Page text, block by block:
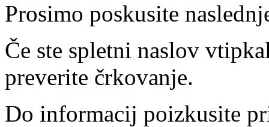
Prosimo poskusite
Če ste spletni naslov
preverite črkovanje.
Do informacij poizkusite